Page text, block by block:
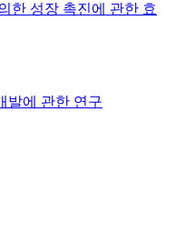
한 성장 촉진에 관한 효
발에 관한 연구